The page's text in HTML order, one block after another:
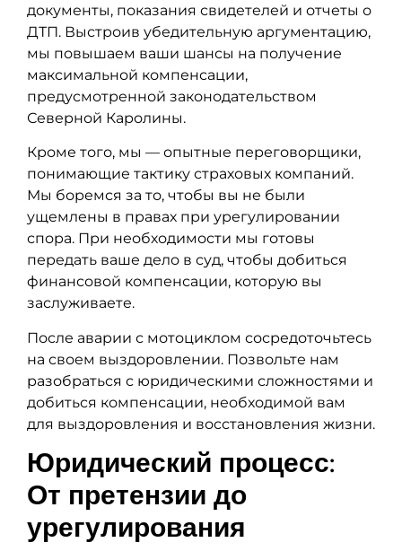
документы, показания свидетелей и отчеты о
ДТП. Выстроив убедительную аргументацию,
мы повышаем ваши шансы на получение
максимальной компенсации,
предусмотренной законодательством
Северной Каролины.
Кроме того, мы — опытные переговорщики,
понимающие тактику страховых компаний.
Мы боремся за то, чтобы вы не были
ущемлены в правах при урегулировании
спора. При необходимости мы готовы
передать ваше дело в суд, чтобы добиться
финансовой компенсации, которую вы
заслуживаете.
После аварии с мотоциклом сосредоточьтесь
на своем выздоровлении. Позвольте нам
разобраться с юридическими сложностями и
добиться компенсации, необходимой вам
для выздоровления и восстановления жизни.
Юридический процесс:
От претензии до
урегулирования